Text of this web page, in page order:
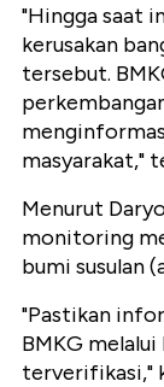
"Hingga saat
kerusakan
tersebut.
masyarakat,"
Menurut
monitoring
bumi susulan
"Pastikan
BMKG
terverifikasi,"